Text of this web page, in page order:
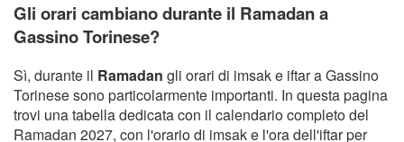
Gli orari cambiano durante il Ramadan a
Gassino Torinese?
Sì, durante il Ramadan gli orari di imsak e iftar a Gassino
Torinese sono particolarmente importanti. In questa pagina
trovi una tabella dedicata con il calendario completo del
Ramadan 2027, con l'orario di imsak e l'ora dell'iftar per